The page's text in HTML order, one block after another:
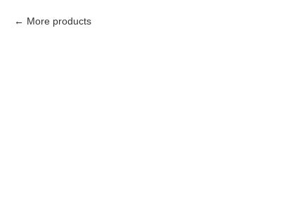
More products